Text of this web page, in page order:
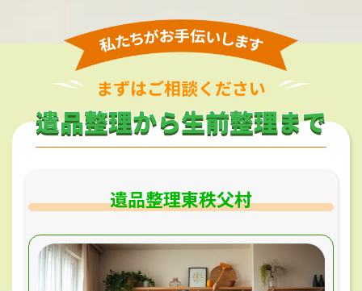
まずはご相談ください
遺品整理から生前整理まで
遺品整理から生前整理まで
遺品整理東秩父村